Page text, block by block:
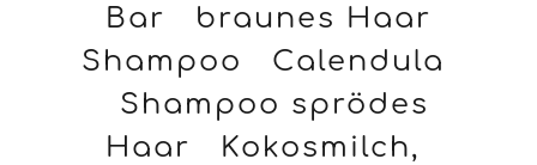
Bar
braunes Haar
Shampoo
Calendula
Shampoo sprödes
Haar
Kokosmilch,